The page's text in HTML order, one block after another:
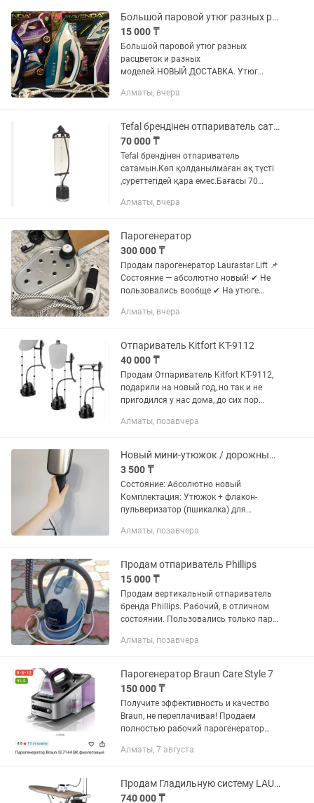
удобнее. Фото и...
Большой паровой утюг разных расцветок и разных моделей.НОВЫЙ.ДОСТАВКА.
15 000 ₸
Большой паровой утюг разных
расцветок и разных
моделей.НОВЫЙ.ДОСТАВКА. Утюг
расцветок и трех разных модификаций.
ОТЛИЧНЫЙ ПОЛЕЗНЫЙ...
Алматы, вчера
Tefal брендінен отпариватель сатамын
70 000 ₸
Tefal брендінен отпариватель
сатамын.Көп қолданылмаған ақ түсті
,суреттегідей қара емес.Бағасы 70
магазинінен алынған.
Алматы, вчера
Парогенератор
300 000 ₸
Продам парогенератор Laurastar Lift 📌
Состояние — абсолютно новый! ✔ Не
пользовались вообще ✔ На утюге
комплект 💨 Очень мощный пар,
Алматы, вчера
Отпариватель Kitfort KT-9112
40 000 ₸
Продам Отпариватель Kitfort KT-9112,
подарили на новый год, но так и не
пригодился у нас дома, до сих пор
технодоме 63тыс, продам за 40тыс,
Алматы, позавчера
Новый мини-утюжок / дорожный отпариватель для одежды
3 500 ₸
Состояние: Абсолютно новый
Комплектация: Утюжок + флакон-
пульверизатор (пшикалка) для
Описание: Продам стильный и очень
(черный с...
Алматы, позавчера
Продам отпариватель Phillips
15 000 ₸
Продам вертикальный отпариватель
бренда Phillips. Рабочий, в отличном
состоянии. Пользовались только пару
бутик одежды
Алматы, позавчера
Парогенератор Braun Care Style 7
150 000 ₸
Получите эффективность и качество
Braun, не переплачивая! Продаем
полностью рабочий парогенератор
глажку в 2 раза быстрее и проще.
Алматы, 7 августа
Продам Гладильную систему LAURASTAR MAGIC s-i5
740 000 ₸